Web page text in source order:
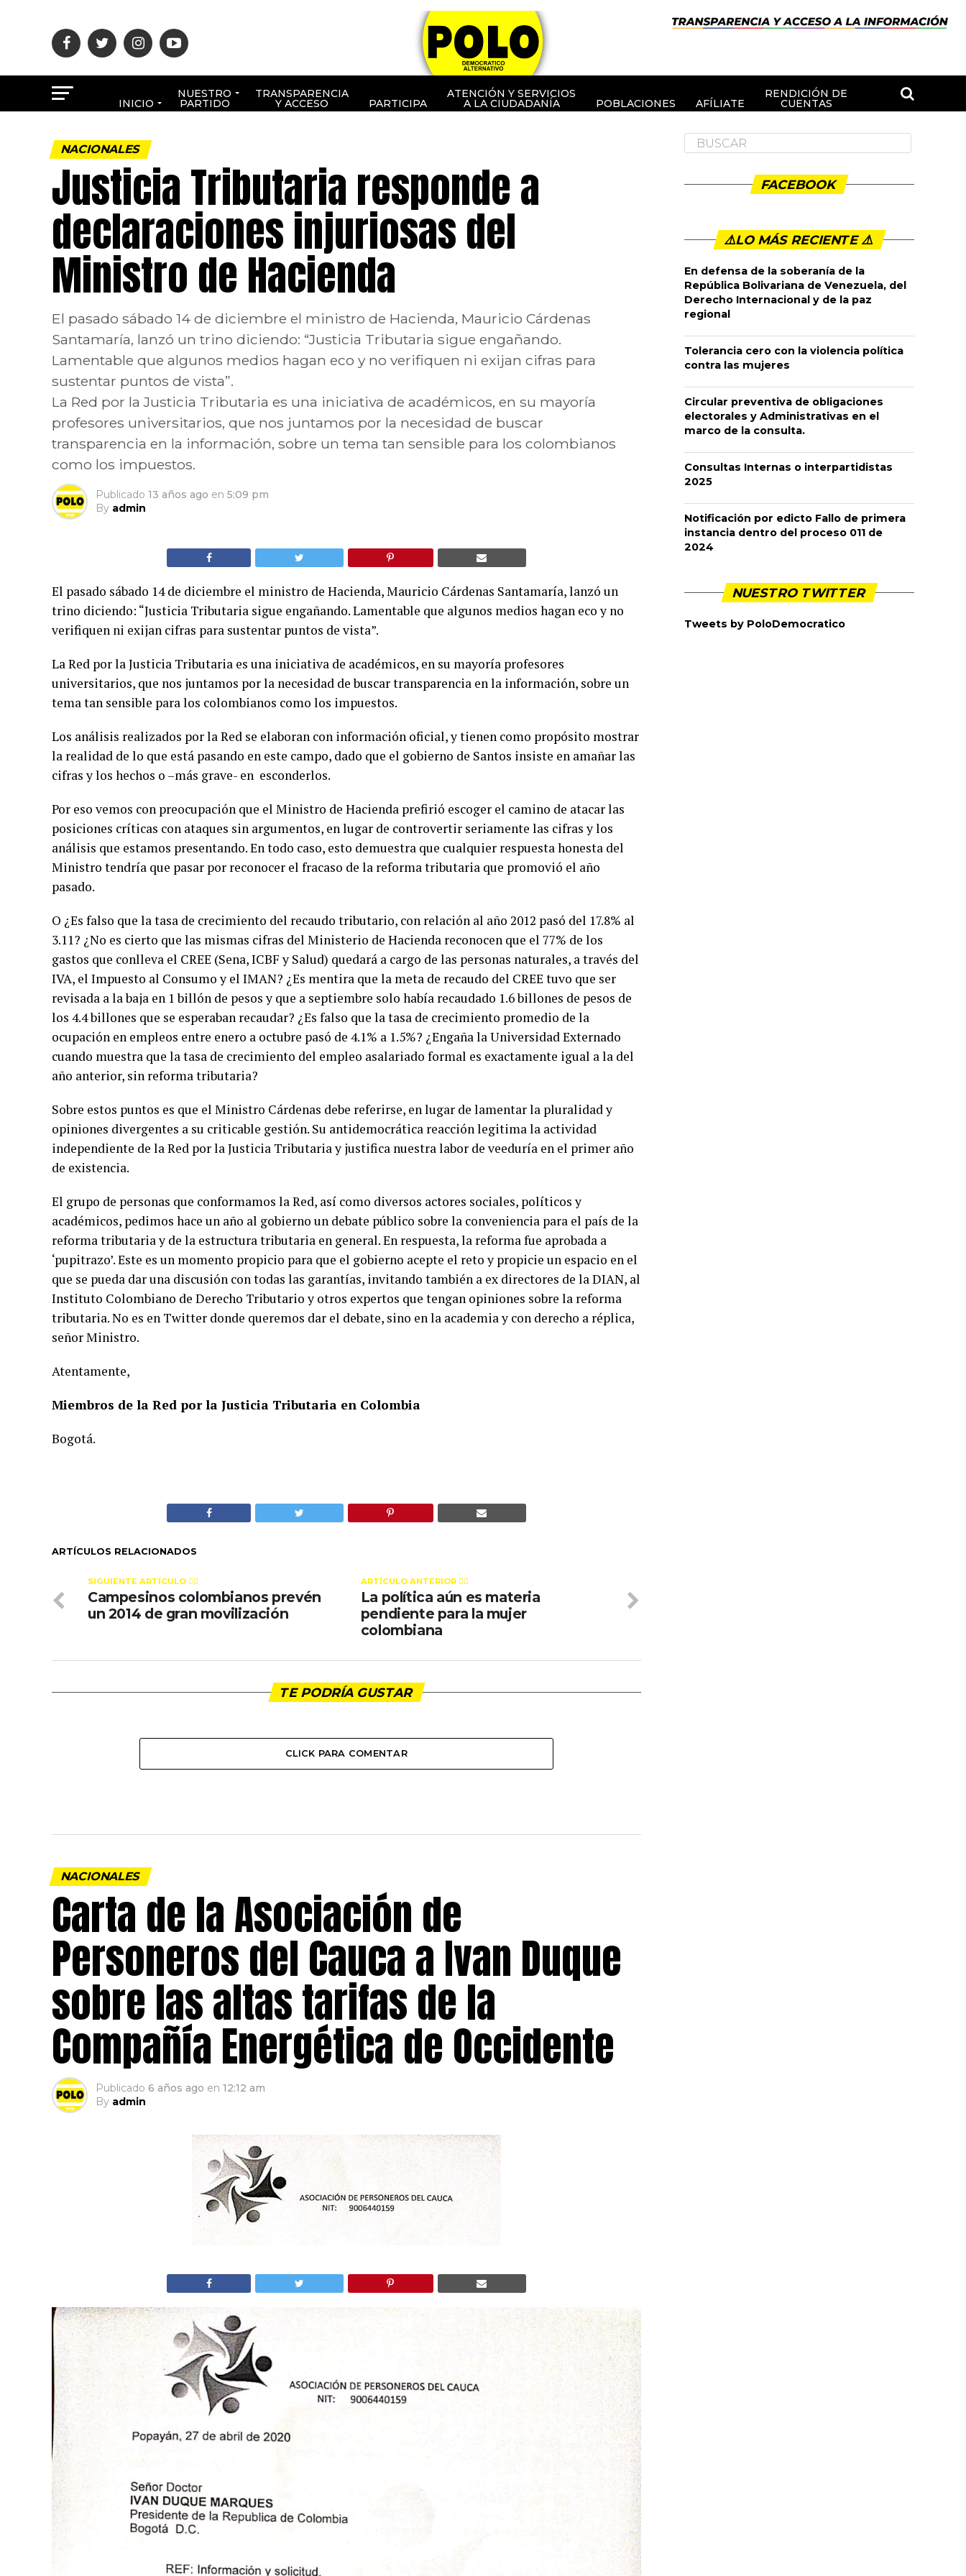
INICIO
NUESTRO
PARTIDO
TRANSPARENCIA
Y ACCESO PARTICIPA
ATENCIÓN Y SERVICIOS
A LA CIUDADANÍA POBLACIONES AFÍLIATE
RENDICIÓN DE
CUENTAS
NACIONALES
Justicia Tributaria responde a
declaraciones injuriosas del
Ministro de Hacienda
El pasado sábado 14 de diciembre el ministro de Hacienda, Mauricio Cárdenas
Santamaría, lanzó un trino diciendo: “Justicia Tributaria sigue engañando.
Lamentable que algunos medios hagan eco y no verifiquen ni exijan cifras para
sustentar puntos de vista”.
La Red por la Justicia Tributaria es una iniciativa de académicos, en su mayoría
profesores universitarios, que nos juntamos por la necesidad de buscar
transparencia en la información, sobre un tema tan sensible para los colombianos
como los impuestos.
Publicado 13 años ago en 5:09 pm
By admin
El pasado sábado 14 de diciembre el ministro de Hacienda, Mauricio Cárdenas Santamaría, lanzó un
trino diciendo: “Justicia Tributaria sigue engañando. Lamentable que algunos medios hagan eco y no
verifiquen ni exijan cifras para sustentar puntos de vista”.
La Red por la Justicia Tributaria es una iniciativa de académicos, en su mayoría profesores
universitarios, que nos juntamos por la necesidad de buscar transparencia en la información, sobre un
tema tan sensible para los colombianos como los impuestos.
Los análisis realizados por la Red se elaboran con información oficial, y tienen como propósito mostrar
la realidad de lo que está pasando en este campo, dado que el gobierno de Santos insiste en amañar las
cifras y los hechos o –más grave- en esconderlos.
Por eso vemos con preocupación que el Ministro de Hacienda prefirió escoger el camino de atacar las
posiciones críticas con ataques sin argumentos, en lugar de controvertir seriamente las cifras y los
análisis que estamos presentando. En todo caso, esto demuestra que cualquier respuesta honesta del
Ministro tendría que pasar por reconocer el fracaso de la reforma tributaria que promovió el año
pasado.
O ¿Es falso que la tasa de crecimiento del recaudo tributario, con relación al año 2012 pasó del 17.8% al
3.11? ¿No es cierto que las mismas cifras del Ministerio de Hacienda reconocen que el 77% de los
gastos que conlleva el CREE (Sena, ICBF y Salud) quedará a cargo de las personas naturales, a través del
IVA, el Impuesto al Consumo y el IMAN? ¿Es mentira que la meta de recaudo del CREE tuvo que ser
revisada a la baja en 1 billón de pesos y que a septiembre solo había recaudado 1.6 billones de pesos de
los 4.4 billones que se esperaban recaudar? ¿Es falso que la tasa de crecimiento promedio de la
ocupación en empleos entre enero a octubre pasó de 4.1% a 1.5%? ¿Engaña la Universidad Externado
cuando muestra que la tasa de crecimiento del empleo asalariado formal es exactamente igual a la del
año anterior, sin reforma tributaria?
Sobre estos puntos es que el Ministro Cárdenas debe referirse, en lugar de lamentar la pluralidad y
opiniones divergentes a su criticable gestión. Su antidemocrática reacción legitima la actividad
independiente de la Red por la Justicia Tributaria y justifica nuestra labor de veeduría en el primer año
de existencia.
El grupo de personas que conformamos la Red, así como diversos actores sociales, políticos y
académicos, pedimos hace un año al gobierno un debate público sobre la conveniencia para el país de la
reforma tributaria y de la estructura tributaria en general. En respuesta, la reforma fue aprobada a
‘pupitrazo’. Este es un momento propicio para que el gobierno acepte el reto y propicie un espacio en el
que se pueda dar una discusión con todas las garantías, invitando también a ex directores de la DIAN, al
Instituto Colombiano de Derecho Tributario y otros expertos que tengan opiniones sobre la reforma
tributaria. No es en Twitter donde queremos dar el debate, sino en la academia y con derecho a réplica,
señor Ministro.
Atentamente,
Miembros de la Red por la Justicia Tributaria en Colombia
Bogotá.
ARTÍCULOS RELACIONADOS
ARTÍCULO ANTERIOR 👉🏻
La política aún es materia
pendiente para la mujer
colombiana
SIGUIENTE ARTÍCULO 👈🏻
Campesinos colombianos prevén
un 2014 de gran movilización
TE PODRÍA GUSTAR
CLICK PARA COMENTAR
NACIONALES
Carta de la Asociación de
Personeros del Cauca a Ivan Duque
sobre las altas tarifas de la
Compañía Energética de Occidente
Publicado 6 años ago en 12:12 am
By admin
FACEBOOK
⚠️LO MÁS RECIENTE ⚠️️
En defensa de la soberanía de la
República Bolivariana de Venezuela, del
Derecho Internacional y de la paz
regional
Tolerancia cero con la violencia política
contra las mujeres
Circular preventiva de obligaciones
electorales y Administrativas en el
marco de la consulta.
Consultas Internas o interpartidistas
2025
Notificación por edicto Fallo de primera
instancia dentro del proceso 011 de
2024
NUESTRO TWITTER
Tweets by PoloDemocratico